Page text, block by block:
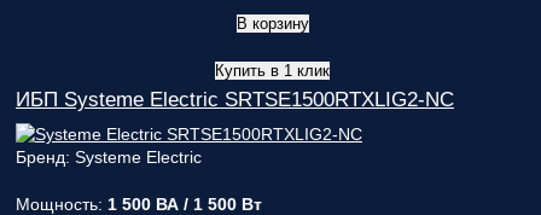
В корзину
Купить в 1 клик
ИБП Systeme Electric SRTSE1500RTXLIG2-NC
Бренд: Systeme Electric
Мощность: 1 500 ВА / 1 500 Вт